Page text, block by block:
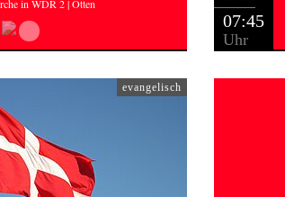
in WDR 2 | Otten
07:45
Uhr
evangelisch